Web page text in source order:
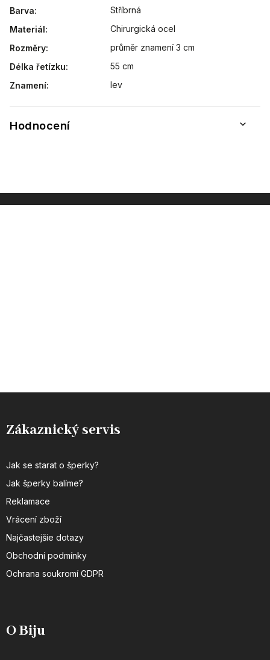
Barva:
Stříbrná
Materiál:
Chirurgická ocel
Rozměry:
průměr znamení 3 cm
Délka řetízku:
55 cm
Znamení: lev
Hodnocení
Zákaznický servis
Jak se starat o šperky?
Jak šperky balíme?
Reklamace
Vrácení zboží
Najčastejšie dotazy
Obchodní podmínky
Ochrana soukromí GDPR
O Biju